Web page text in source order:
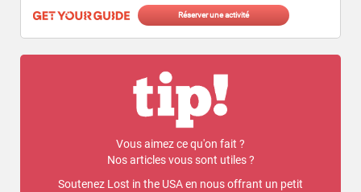
Réserver une activité
Vous aimez ce qu'on fait ?
Nos articles vous sont utiles ?
Soutenez Lost in the USA en nous offrant un petit